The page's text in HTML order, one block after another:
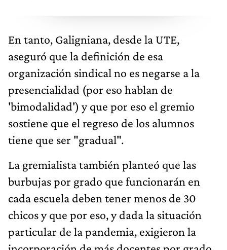
En tanto, Galigniana, desde la UTE,
aseguró que la definición de esa
organización sindical no es negarse a la
presencialidad (por eso hablan de
'bimodalidad') y que por eso el gremio
sostiene que el regreso de los alumnos
tiene que ser "gradual".
La gremialista también planteó que las
burbujas por grado que funcionarán en
cada escuela deben tener menos de 30
chicos y que por eso, y dada la situación
particular de la pandemia, exigieron la